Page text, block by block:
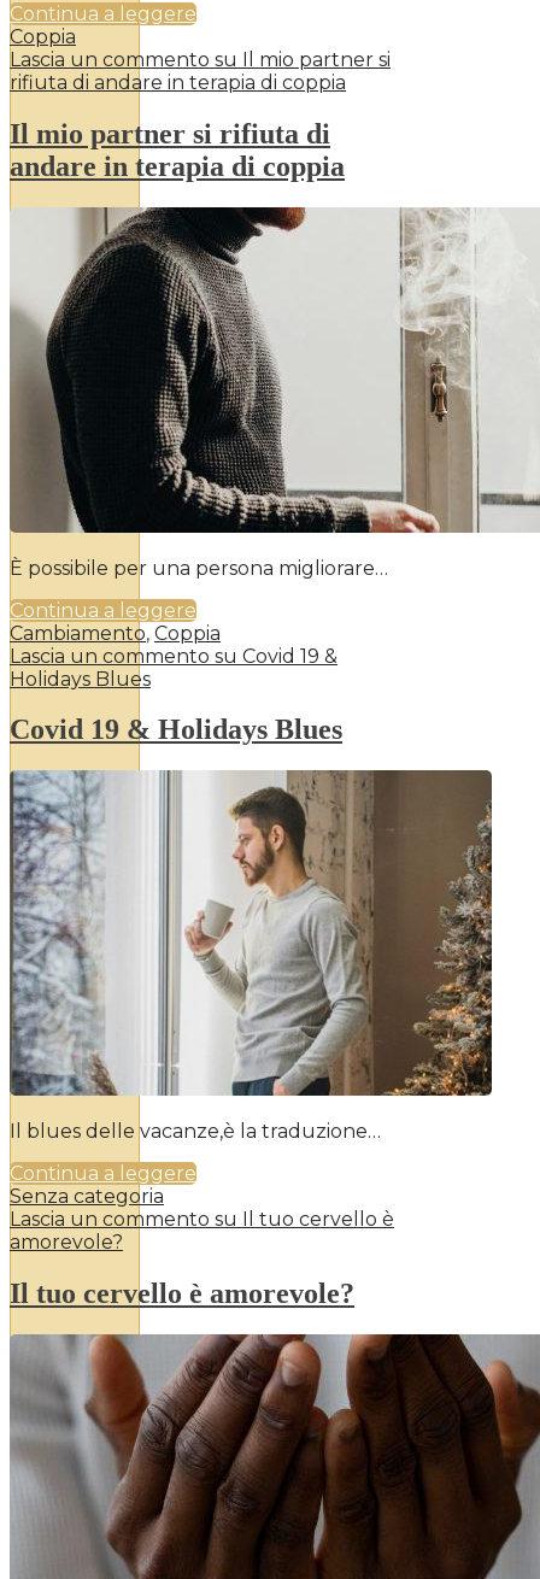
Continua a leggere
Coppia
Lascia un commento su Il mio partner si
rifiuta di andare in terapia di coppia
Il mio partner si rifiuta di
andare in terapia di coppia
È possibile per una persona migliorare…
Continua a leggere
Cambiamento, Coppia
Lascia un commento su Covid 19 &
Holidays Blues
Covid 19 & Holidays Blues
Il blues delle vacanze,è la traduzione…
Continua a leggere
Senza categoria
Lascia un commento su Il tuo cervello è
amorevole?
Il tuo cervello è amorevole?